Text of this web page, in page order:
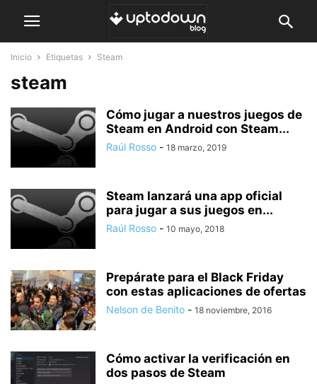
Inicio Etiquetas Steam
steam
Cómo jugar a nuestros juegos de
Steam en Android con Steam...
Raúl Rosso - 18 marzo, 2019
Steam lanzará una app oficial
para jugar a sus juegos en...
Raúl Rosso - 10 mayo, 2018
Prepárate para el Black Friday
con estas aplicaciones de ofertas
Nelson de Benito - 18 noviembre, 2016
Cómo activar la verificación en
dos pasos de Steam